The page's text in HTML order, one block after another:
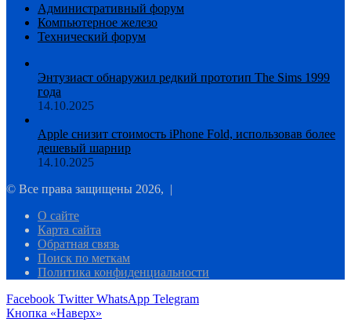
Административный форум
Компьютерное железо
Технический форум
Энтузиаст обнаружил редкий прототип The Sims 1999
года
14.10.2025
Apple снизит стоимость iPhone Fold, использовав более
дешевый шарнир
14.10.2025
© Все права защищены 2026, |
О сайте
Карта сайта
Обратная связь
Поиск по меткам
Политика конфиденциальности
Facebook Twitter WhatsApp Telegram
Кнопка «Наверх»